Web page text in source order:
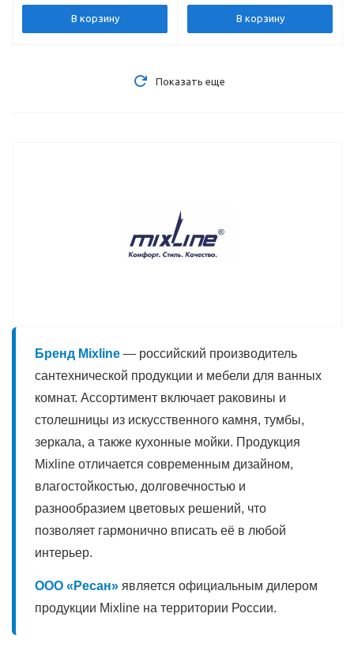
Бренд Mixline — российский производитель
сантехнической продукции и мебели для ванных
комнат. Ассортимент включает раковины и
столешницы из искусственного камня, тумбы,
зеркала, а также кухонные мойки. Продукция
Mixline отличается современным дизайном,
влагостойкостью, долговечностью и
разнообразием цветовых решений, что
позволяет гармонично вписать её в любой
интерьер.
ООО «Ресан» является официальным дилером
продукции Mixline на территории России.
сифономВ корзину В корзину
Показать еще